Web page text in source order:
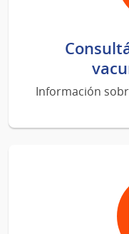
Información